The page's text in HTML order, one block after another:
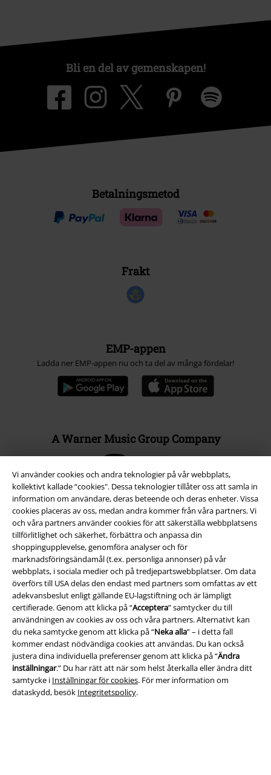
Vi använder cookies och andra teknologier på vår webbplats,
kollektivt kallade “cookies". Dessa teknologier tillåter oss att samla in
information om användare, deras beteende och deras enheter. Vissa
cookies placeras av oss, medan andra kommer från våra partners. Vi
och våra partners använder cookies för att säkerställa webbplatsens
tillförlitlighet och säkerhet, förbättra och anpassa din
shoppingupplevelse, genomföra analyser och för
marknadsföringsändamål (t.ex. personliga annonser) på vår
webbplats, i sociala medier och på tredjepartswebbplatser. Om data
överförs till USA delas den endast med partners som omfattas av ett
adekvansbeslut enligt gällande EU-lagstiftning och är lämpligt
certifierade. Genom att klicka på “Acceptera” samtycker du till
användningen av cookies av oss och våra partners. Alternativt kan
du neka samtycke genom att klicka på “Neka alla” – i detta fall
kommer endast nödvändiga cookies att användas. Du kan också
justera dina individuella preferenser genom att klicka på “Ändra
inställningar.” Du har rätt att när som helst återkalla eller ändra ditt
samtycke i Inställningar för cookies. För mer information om
dataskydd, besök Integritetspolicy.
Bli en del av gemenskapen!
Betalningsmetod
Frakt
EMP-appen
Ladda ner EMP-appen nu och ta del av många fördelar!
A Warner Music Group Company
Juridisk information/Villkor
Villkor
Om oss
Ladda ner villkoren